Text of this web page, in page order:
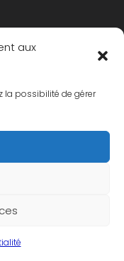
aux
la possibilité de gérer